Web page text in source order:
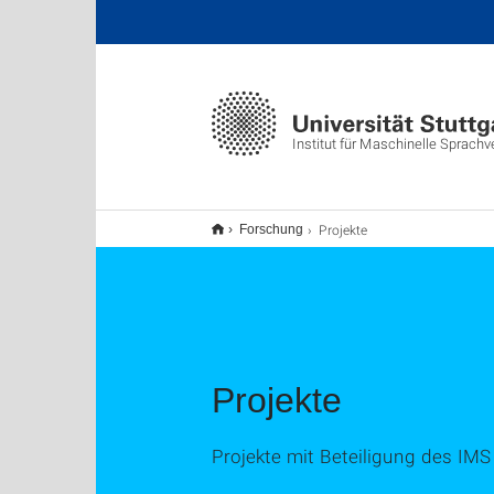
Institut für Maschinelle
Forschung Projekte
Projekte
Projekte mit Beteiligung des IMS